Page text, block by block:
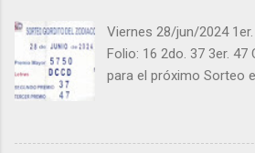
"Buena Suerte" para el
recuerden visitarnos
conocer los datos que le
Viernes 28/jun/2024
Folio: 16 2do. 37 3er.
para el próximo Sorteo
Instagram:
En Twitter: @balotas y